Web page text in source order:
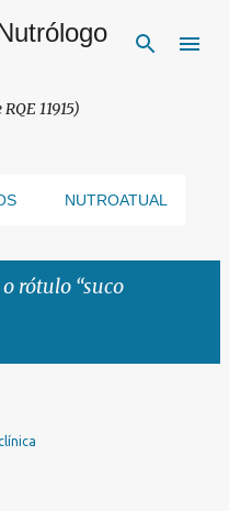
principal
11915)
NUTROATUAL
rótulo suco